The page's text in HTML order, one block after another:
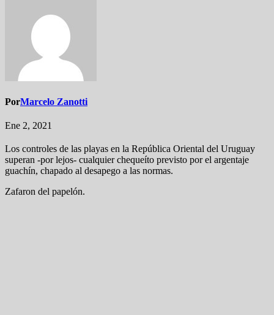
PorMarcelo Zanotti
Ene 2, 2021
Los controles de las playas en la República Oriental del Uruguay
superan -por lejos- cualquier chequeíto previsto por el argentaje
guachín, chapado al desapego a las normas.
Zafaron del papelón.